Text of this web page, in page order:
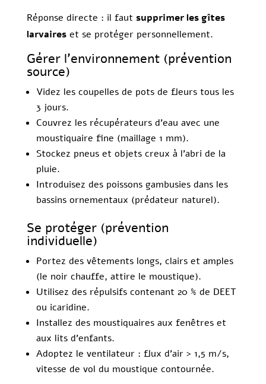
Réponse directe : il faut supprimer les gîtes
larvaireset se protéger personnellement.
Gérer l’environnement (prévention
source)
Videz les coupelles de pots de fleurs tous les
3 jours.
Couvrez les récupérateurs d’eau avec une
moustiquaire fine (maillage 1 mm).
Stockez pneus et objets creux à l’abri de la
pluie.
Introduisez des poissons gambusies dans les
bassins ornementaux (prédateur naturel).
Se protéger (prévention
individuelle)
Portez des vêtements longs, clairs et amples
(le noir chauffe, attire le moustique).
Utilisez des répulsifs contenant 20 % de DEET
ou icaridine.
Installez des moustiquaires aux fenêtres et
aux lits d’enfants.
Adoptez le ventilateur : flux d’air > 1,5 m/s,
vitesse de vol du moustique contournée.